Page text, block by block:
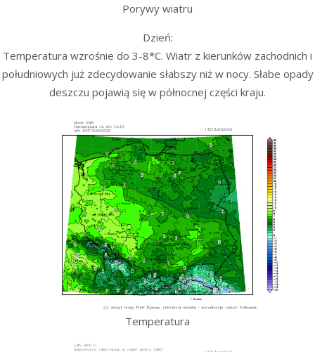
Porywy wiatru
Dzień:
Temperatura wzrośnie do 3-8*C. Wiatr z kierunków zachodnich i
południowych już zdecydowanie słabszy niż w nocy. Słabe opady
deszczu pojawią się w północnej części kraju.
Temperatura